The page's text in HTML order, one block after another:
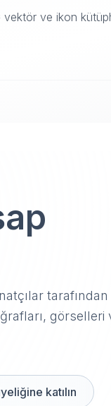
vektör ve ikon
tarafından
görselleri
katılın